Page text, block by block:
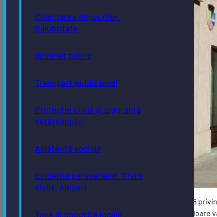
Colectarea deșeurilor.
Salubritate
Iluminat public
Transport public local
Protecție civilă și siguranța
cetățeanului
Asistență socială
Evidența persoanelor. Stare
civilă. Alegeri
Taxe și impozite locale
Având în vedere prevederile art.11 din O.G. nr. 28/2008
registrul agricol, cu modificările și completările ulterioare